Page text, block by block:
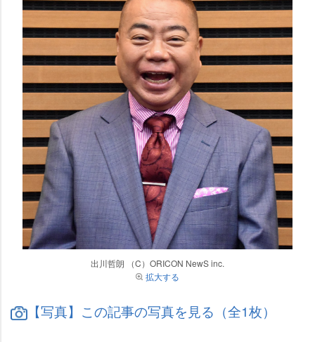
出川哲朗 （C）ORICON NewS inc.
拡大する
【写真】この記事の写真を見る（全1枚）